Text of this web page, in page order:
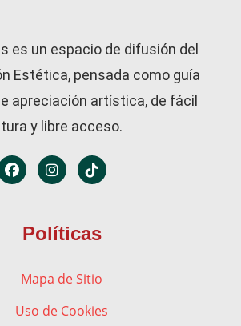
es un espacio de difusión del
Estética, pensada como guía
apreciación artística, de fácil
y libre acceso.
Políticas
Mapa de Sitio
Uso de Cookies